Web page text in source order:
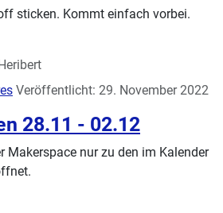
sticken. Kommt einfach vorbei.
Veröffentlicht: 29. November 2022
28.11 - 02.12
Makerspace nur zu den im Kalender